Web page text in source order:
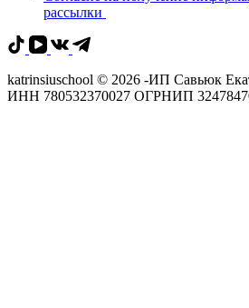
рассылки
katrinsiuschool © 2026 -ИП Савьюк
ИНН 780532370027 ОГРНИП